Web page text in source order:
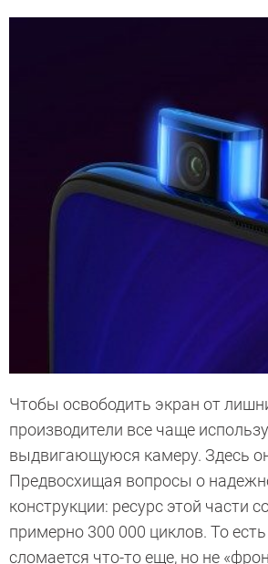
Чтобы освободить экран от
производители все чаще
выдвигающуюся камеру. Здесь
Предвосхищая вопросы о
конструкции: ресурс этой части
примерно 300 000 циклов. То
сломается что-то еще, но не